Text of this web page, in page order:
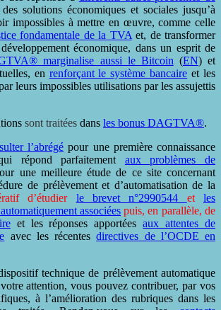
solutions économiques et sociales jusqu’à
impossibles à mettre en œuvre, comme celle
fondamentale de la TVA et, de transformer
économique, dans un esprit de
marginalise aussi le Bitcoin (EN) et
en renforçant le système bancaire et les
leurs impossibles utilisations par les assujettis
sont traitées dans les bonus DAGTVA®.
l’abrégé pour une première connaissance
répond parfaitement aux problèmes de
une meilleure étude de ce site concernant
de prélèvement et d’automatisation de la
d’étudier le brevet n°2990544 et
les
associées puis, en parallèle, de
et les réponses apportéesaux attentes de
avec les récentesdirectives de l’OCDE en
technique de prélèvement automatique
attention, vous pouvez contribuer, par vos
à l’amélioration des rubriques dans les